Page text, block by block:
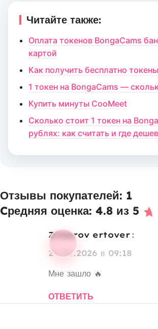
Читайте также:
Оплата токенов BongaCams
картой
Как получить бесплатно
1 токен на BongaCams —
Купить минуты CooMeet
Сколько стоит 1 токен на
рублях: как считать и где
Отзывы покупателей: 1
Cредняя оценка: 4.8 из 5
zimerov ertover :
24.04.2026 в 09:18
Мне зашло 🔥
ОТВЕТИТЬ